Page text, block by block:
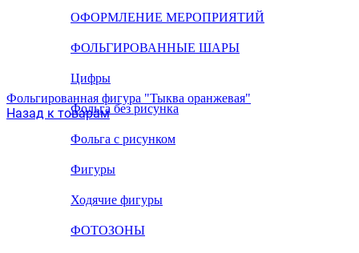
ОФОРМЛЕНИЕ МЕРОПРИЯТИЙ
ФОЛЬГИРОВАННЫЕ ШАРЫ
Цифры
Фольга без рисунка
Фольга с рисунком
Фигуры
Ходячие фигуры
ФОТОЗОНЫ
Фольгированная фигура "Тыква оранжевая"
Назад к товарам